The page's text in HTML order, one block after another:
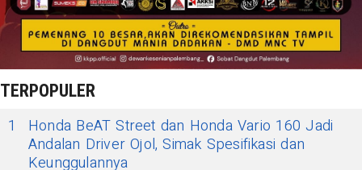
TERPOPULER
1
Honda BeAT Street dan Honda Vario 160 Jadi
Andalan Driver Ojol, Simak Spesifikasi dan
Keunggulannya